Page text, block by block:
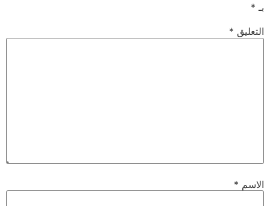
بـ *
التعليق *
الاسم *